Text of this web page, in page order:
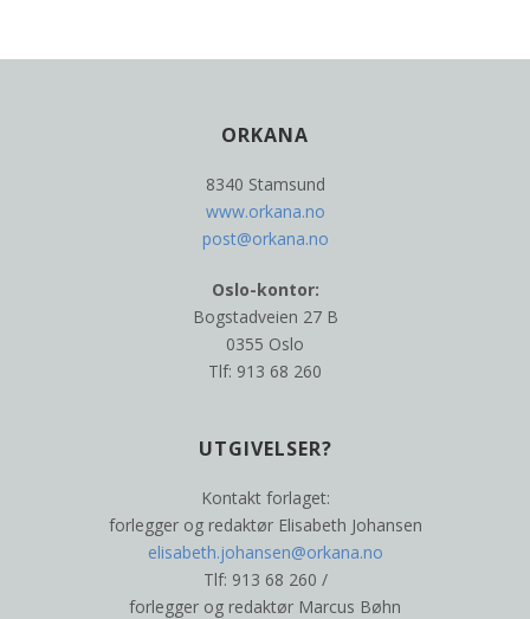
ORKANA
8340 Stamsund
www.orkana.no
post@orkana.no
Oslo-kontor:
Bogstadveien 27 B
0355 Oslo
Tlf: 913 68 260
UTGIVELSER?
Kontakt forlaget:
forlegger og redaktør Elisabeth Johansen
elisabeth.johansen@orkana.no
Tlf: 913 68 260 /
forlegger og redaktør Marcus Bøhn